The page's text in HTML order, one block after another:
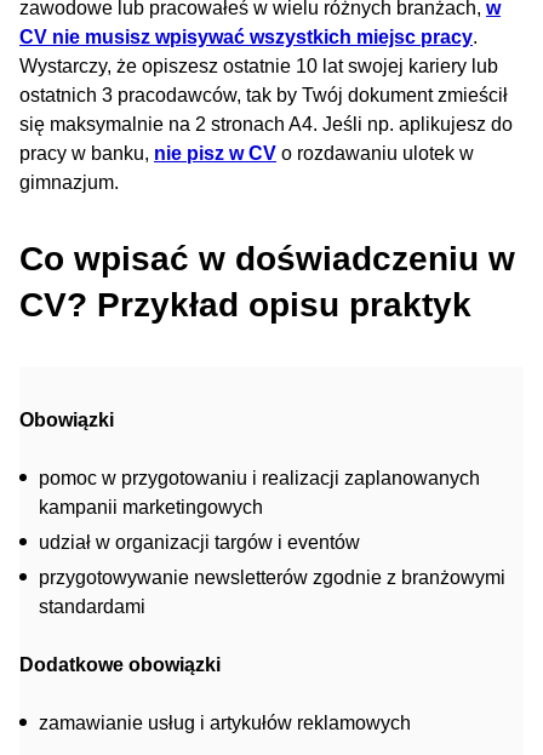
zawodowe lub pracowałeś w wielu różnych branżach, w
CV nie musisz wpisywać wszystkich miejsc pracy.
Wystarczy, że opiszesz ostatnie 10 lat swojej kariery lub
ostatnich 3 pracodawców, tak by Twój dokument zmieścił
się maksymalnie na 2 stronach A4. Jeśli np. aplikujesz do
pracy w banku, nie pisz w CV o rozdawaniu ulotek w
gimnazjum.
Co wpisać w doświadczeniu w
CV? Przykład opisu praktyk
Obowiązki
pomoc w przygotowaniu i realizacji zaplanowanych
kampanii marketingowych
udział w organizacji targów i eventów
przygotowywanie newsletterów zgodnie z branżowymi
standardami
Dodatkowe obowiązki
zamawianie usług i artykułów reklamowych